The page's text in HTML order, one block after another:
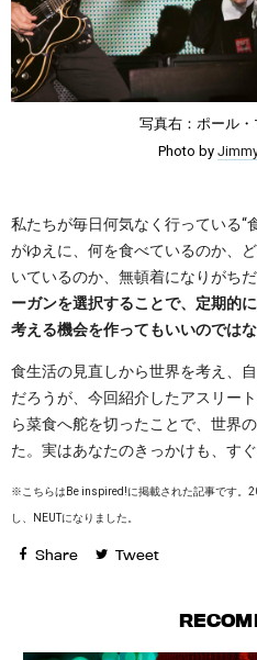
写真右：ポール
Photo by
私たちが毎日何気なく行っている“
がゆえに、何を食べているのか、
いているのか、無頓着になりがちだ
ーガンを選択することで、定期的
考える機会を作ってもいいのではな
食生活の見直しから世界を考え、
だろうが、今回紹介したアスリー
ら菜食へ舵を切ったことで、世界
た。実はあなたのきっかけも、す
※こちらはBe inspired!に掲載された記事です。
し、NEUTになりました。
Share Tweet